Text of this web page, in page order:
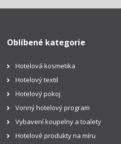
Oblíbené kategorie
Hotelová kosmetika
Hotelový textil
Hotelový pokoj
Vonný hotelový program
Vybavení koupelny a toalety
Hotelové produkty na míru